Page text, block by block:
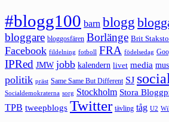
#blogg100 barn blogg
bloggare bloggosfären Borlänge Brit
Facebook fildelning fotboll FRA födelsedag
IPRed JMW jobb kalendern livet media
politik präst Same Same But Different SJ
Socialdemokraterna sorg Stockholm Stora
TPB tweepblogs Twitter tävling tåg U2